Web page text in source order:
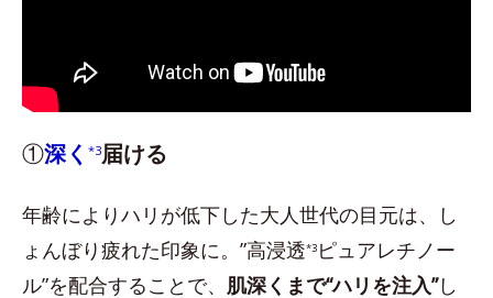
①深く *3届ける
年齢によりハリが低下した大人世代の目元は、し
ょんぼり疲れた印象に。”高浸透*3 ピュアレチノー
ル”を配合することで、 肌深くまで“ハリを注入”し